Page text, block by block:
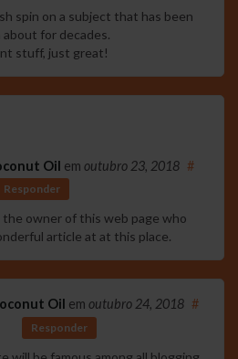
spin on a subject that has been
for decades.
stuff, just great!
Oil em outubro 23, 2018 #
Responder
owner of this web page who
article at at this place.
Oil em outubro 24, 2018 #
Responder